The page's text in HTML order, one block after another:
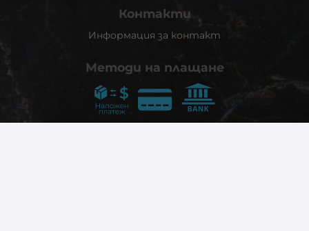
Контакти
Информация за контакт
Методи на плащане